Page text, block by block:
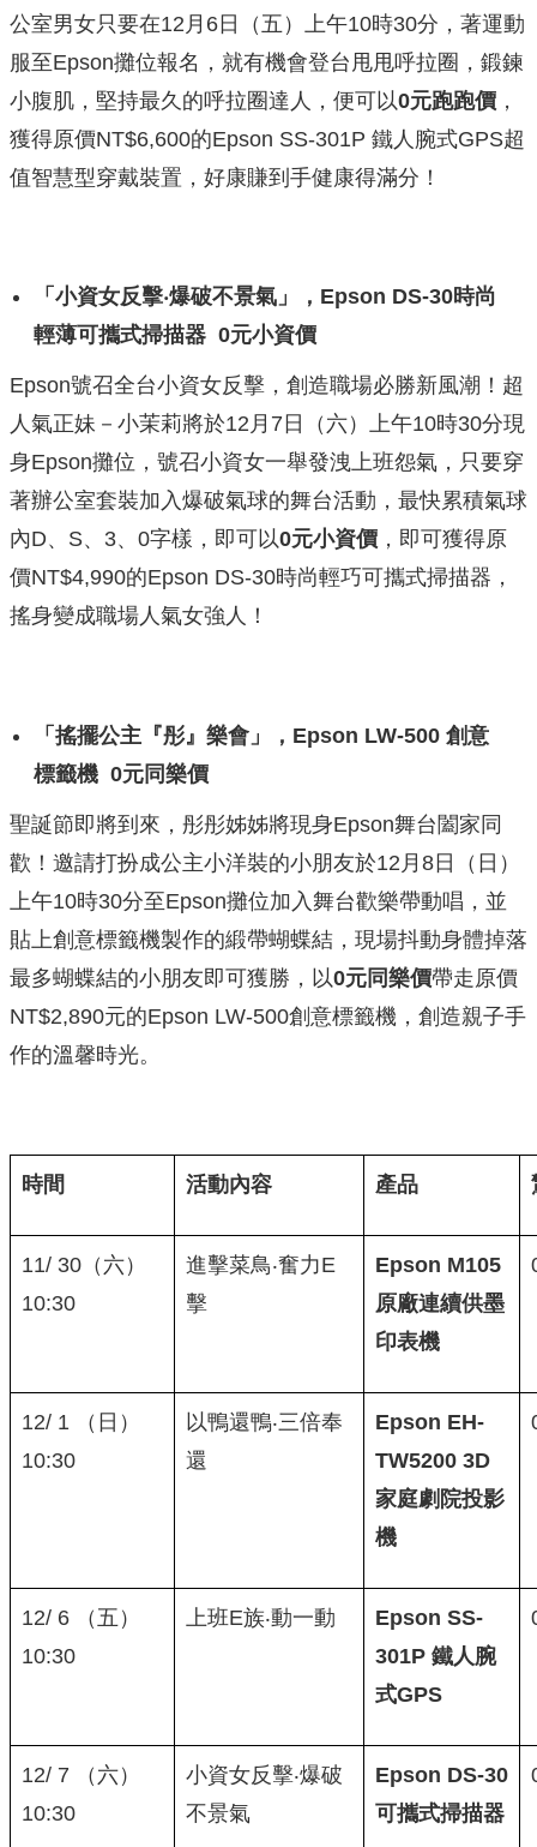
公室男女只要在12月6日（五）上午10時30分，著運動
服至Epson攤位報名，就有機會登台甩甩呼拉圈，鍛鍊
小腹肌，堅持最久的呼拉圈達人，便可以0元跑跑價 ，
獲得原價NT$6,600的Epson SS-301P 鐵人腕式GPS超
值智慧型穿戴裝置，好康賺到手健康得滿分！
「小資女反擊‧爆破不景氣」， Epson DS-30時尚
輕薄可攜式掃描器 0元小資價
Epson號召全台小資女反擊，創造職場必勝新風潮！超
人氣正妹－小茉莉將於12月7日（六）上午10時30分現
身Epson攤位，號召小資女一舉發洩上班怨氣，只要穿
著辦公室套裝加入爆破氣球的舞台活動，最快累積氣球
內D、S、3、0字樣，即可以0元小資價 ，即可獲得原
價NT$4,990的Epson DS-30時尚輕巧可攜式掃描器，
搖身變成職場人氣女強人！
「搖擺公主『彤』樂會」， Epson LW-500 創意
標籤機 0元同樂價
聖誕節即將到來，彤彤姊姊將現身Epson舞台闔家同
歡！邀請打扮成公主小洋裝的小朋友於12月8日（日）
上午10時30分至Epson攤位加入舞台歡樂帶動唱，並
貼上創意標籤機製作的緞帶蝴蝶結，現場抖動身體掉落
最多蝴蝶結的小朋友即可獲勝，以0元同樂價帶走原價
NT$2,890元的Epson LW-500創意標籤機，創造親子手
作的溫馨時光。
時間 活動內容 產品
11/ 30（六）
10:30
進擊菜鳥‧奮力E
擊
Epson M105
原廠連續供墨
印表機
12/ 1 （日）
10:30
以鴨還鴨‧三倍奉
還
Epson EH-
TW5200 3D
家庭劇院投影
機
12/ 6 （五）
10:30
上班E族‧動一動
Epson SS-
301P 鐵人腕
式GPS
12/ 7 （六）
10:30
小資女反擊‧爆破
不景氣
Epson DS-30
可攜式掃描器